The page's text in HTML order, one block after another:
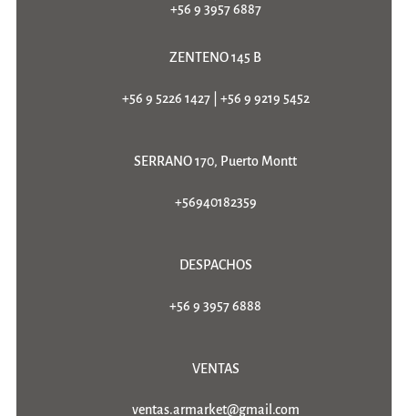
+56 9 3957 6887
ZENTENO 145 B
+56 9 5226 1427| +56 9 9219 5452
SERRANO 170, Puerto Montt
+56940182359
DESPACHOS
+56 9 3957 6888
VENTAS
ventas.armarket@gmail.com